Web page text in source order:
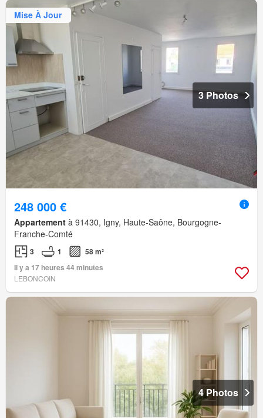
Mise À Jour
3 Photos
248 000 €
Appartement à 91430, Igny, Haute-Saône, Bourgogne-
Franche-Comté
3 1
58 m²
Il y a 17 heures 44 minutes
LEBONCOIN
4 Photos